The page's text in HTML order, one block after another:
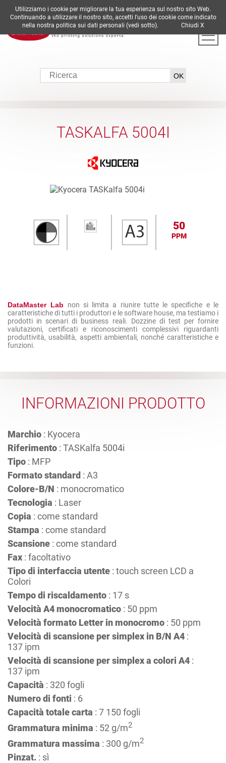
DE EN ES FR IT
TASKALFA 5004I
50
PPM
DataMaster Lab non si limita a riunire tutte le specifiche e le
caratteristiche di tutti i produttori e le software house, ma testiamo i
prodotti in scenari di business reali. Dozzine di test per fornire
valutazioni, certificati e riconoscimenti complessivi riguardanti
produttività, usabilità, aspetti ambientali, nonché caratteristiche e
funzioni.
INFORMAZIONI PRODOTTO
Marchio : Kyocera
Riferimento : TASKalfa 5004i
Tipo : MFP
Formato standard : A3
Colore-B/N : monocromatico
Tecnologia : Laser
Copia : come standard
Stampa : come standard
Scansione : come standard
Fax : facoltativo
Tipo di interfaccia utente : touch screen LCD a
Colori
Tempo di riscaldamento : 17 s
Velocità A4 monocromatico : 50 ppm
Velocità formato Letter in monocromo : 50 ppm
Velocità di scansione per simplex in B/N A4 :
137 ipm
Velocità di scansione per simplex a colori A4 :
137 ipm
Capacità : 320 fogli
Numero di fonti : 6
Capacità totale carta : 7 150 fogli
Grammatura minima : 52 g/m2
Grammatura massima : 300 g/m2
Pinzat. : sì
Utilizziamo i cookie per migliorare la tua esperienza sul nostro sito Web.
Continuando a utilizzare il nostro sito, accetti l'uso dei cookie come indicato
nella nostra politica sui dati personali (vedi sotto). Chiudi X